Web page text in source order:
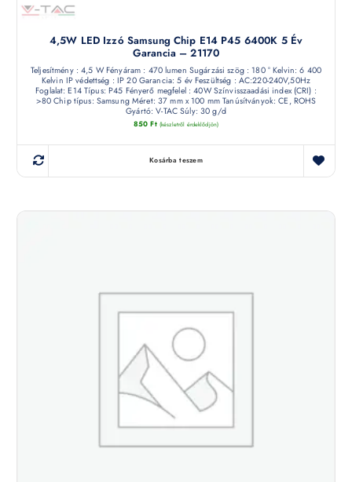
4,5W LED Izzó Samsung Chip E14 P45 6400K 5 Év
Garancia – 21170
Teljesítmény : 4,5 W Fényáram : 470 lumen Sugárzási szög : 180 ° Kelvin: 6 400
Kelvin IP védettség : IP 20 Garancia: 5 év Feszültség : AC:220-240V,50Hz
Foglalat: E14 Típus: P45 Fényerő megfelel : 40W Színvisszaadási index (CRI) :
>80 Chip típus: Samsung Méret: 37 mm x 100 mm Tanúsítványok: CE, ROHS
Gyártó: V-TAC Súly: 30 g/d
850Ft (készletről érdeklődjön)
Kosárba teszem